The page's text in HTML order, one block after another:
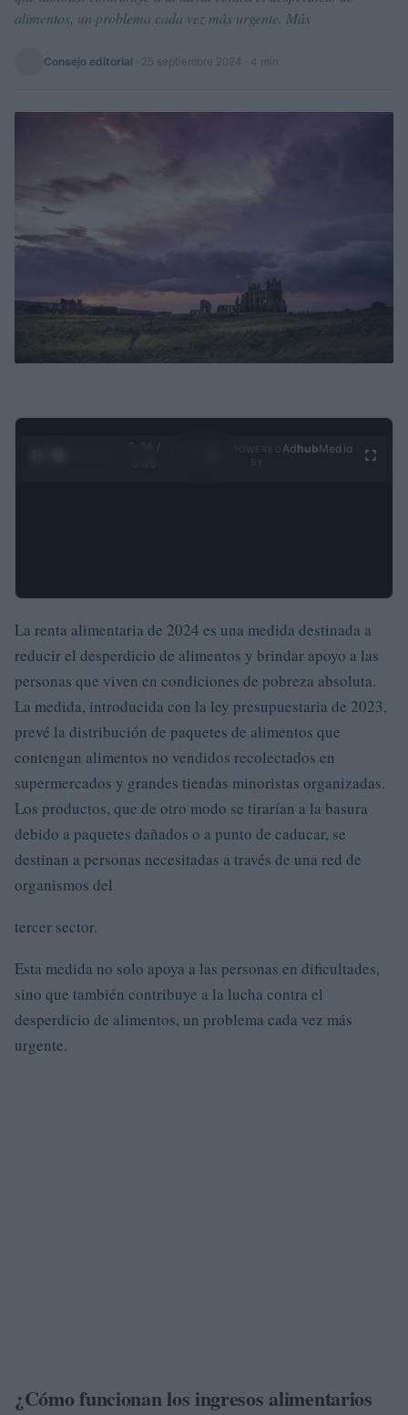
alimentos, un problema cada vez más urgente. Más
Consejo editorial 25 septiembre 2024 · 4 min
0:27 /
Ad hubMedia
La renta alimentaria de 2024 es una medida destinada a
reducir el desperdicio de alimentos y brindar apoyo a las
personas que viven en condiciones de pobreza absoluta.
La medida, introducida con la ley presupuestaria de 2023,
prevé la distribución de paquetes de alimentos que
contengan alimentos no vendidos recolectados en
supermercados y grandes tiendas minoristas organizadas.
Los productos, que de otro modo se tirarían a la basura
debido a paquetes dañados o a punto de caducar, se
destinan a personas necesitadas a través de una red de
organismos del
tercer sector.
Esta medida no solo apoya a las personas en dificultades,
sino que también contribuye a la lucha contra el
desperdicio de alimentos, un problema cada vez más
urgente.
¿Cómo funcionan los ingresos alimentarios